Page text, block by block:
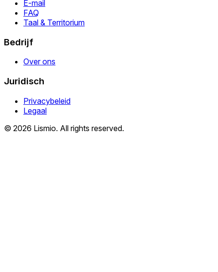
E-mail
FAQ
Taal & Territorium
Bedrijf
Over ons
Juridisch
Privacybeleid
Legaal
© 2026 Lismio. All rights reserved.